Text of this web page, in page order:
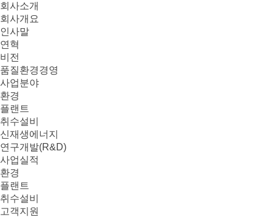
본문으로 바로가기
메뉴 바로가기
회사소개
회사개요
인사말
연혁
비전
품질환경경영
사업분야
환경
플랜트
취수설비
신재생에너지
연구개발(R&D)
사업실적
환경
플랜트
취수설비
고객지원